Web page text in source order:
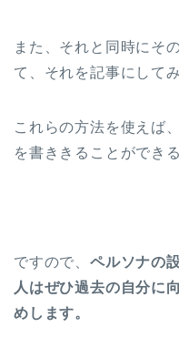
また、それと同時にそ
て、それを記事にして
これらの方法を使えば
を書ききることができ
ですので、 ペルソナの
人はぜひ過去の自分に
めします。